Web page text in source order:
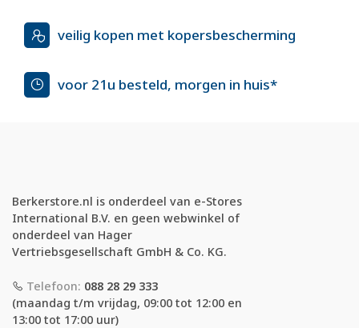
veilig kopen met kopersbescherming
voor 21u besteld, morgen in huis*
Berkerstore.nl is onderdeel van e-Stores
International B.V. en geen webwinkel of
onderdeel van Hager
Vertriebsgesellschaft GmbH & Co. KG.
Telefoon: 088 28 29 333
(maandag t/m vrijdag, 09:00 tot 12:00 en
13:00 tot 17:00 uur)